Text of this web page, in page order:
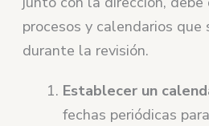
procesos y calendarios que
durante la revisión.
Establecer un
fechas periódicas